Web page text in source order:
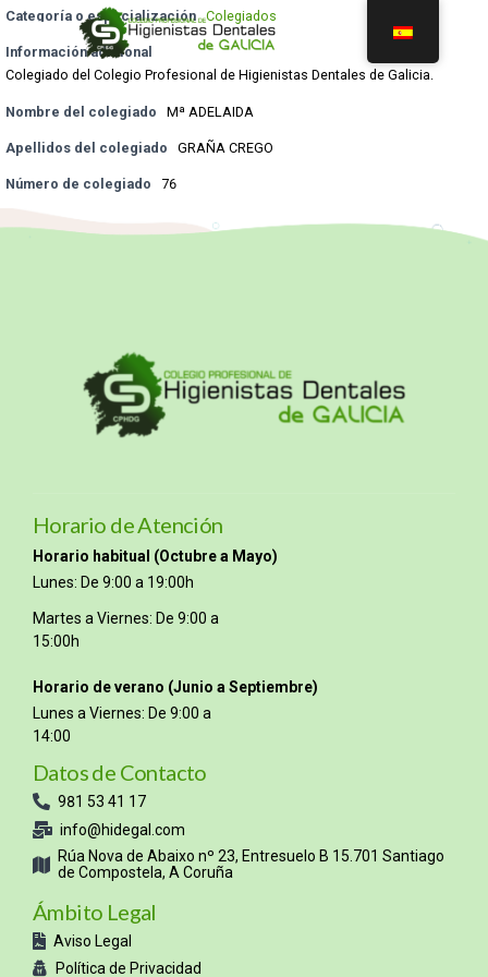
Categoría o especialización Colegiados
Información adicional
Colegiado del Colegio Profesional de Higienistas Dentales de Galicia.
Nombre del colegiado Mª ADELAIDA
Apellidos del colegiado GRAÑA CREGO
Número de colegiado 76
Horario de Atención
Horario habitual (Octubre a Mayo)
Lunes: De 9:00 a 19:00h
Martes a Viernes: De 9:00 a
15:00h
Horario de verano (Junio a Septiembre)
Lunes a Viernes: De 9:00 a
14:00
Datos de Contacto
981 53 41 17
info@hidegal.com
Rúa Nova de Abaixo nº 23, Entresuelo B 15.701 Santiago
de Compostela, A Coruña
Ámbito Legal
Aviso Legal
Política de Privacidad